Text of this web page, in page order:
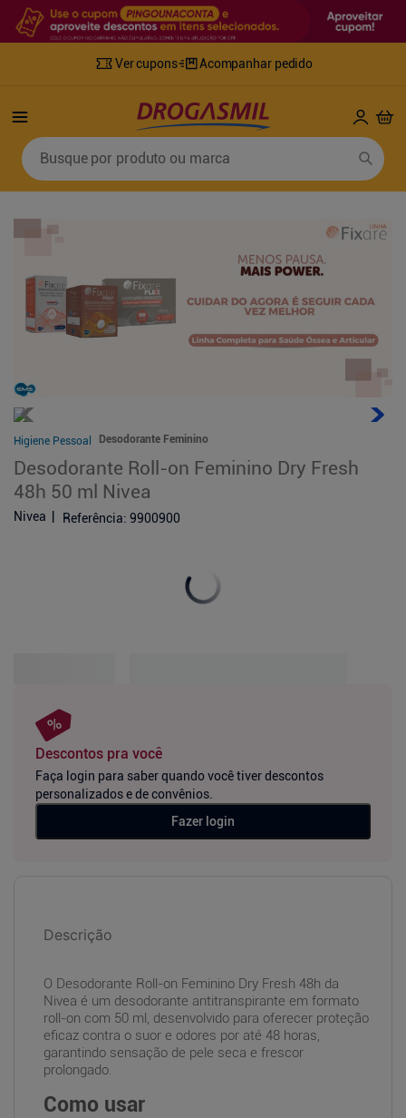
Ver cupons Acompanhar pedido
Busque por produto ou marca
Higiene Pessoal Desodorante Feminino
Desodorante Roll-on Feminino Dry Fresh
48h 50 ml Nivea
Nivea Referência: 9900900
Descontos pra você
Faça login para saber quando você tiver descontos
personalizados e de convênios.
Fazer login
Descrição
O Desodorante Roll-on Feminino Dry Fresh 48h da
Nivea é um desodorante antitranspirante em formato
roll-on com 50 ml, desenvolvido para oferecer proteção
eficaz contra o suor e odores por até 48 horas,
garantindo sensação de pele seca e frescor
prolongado.
Como usar
Termos mais buscados
3
5º fralda geriatrica
fralda xg
10º shampoo